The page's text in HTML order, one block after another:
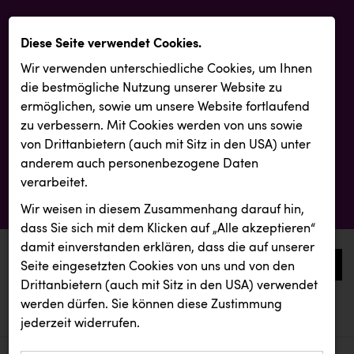
0
aktuelle aussendungen
aktuelle aussendungen
Diese Seite verwendet Cookies.
Wir verwenden unterschiedliche Cookies, um Ihnen
die best­mögliche Nutzung unserer Website zu
ermöglichen, sowie um unsere Website fortlaufend
zu verbessern. Mit Cookies werden von uns sowie
von Drittanbietern (auch mit Sitz in den USA) unter
anderem auch personenbezogene Daten
verarbeitet.
Wir weisen in diesem Zusammenhang darauf hin,
dass Sie sich mit dem Klicken auf „Alle akzeptieren“
damit ein­ver­standen erklären, dass die auf unserer
Seite eingesetzten Cookies von uns und von den
Drittanbietern (auch mit Sitz in den USA) verwendet
werden dürfen. Sie können diese Zustimmung
jederzeit widerrufen.